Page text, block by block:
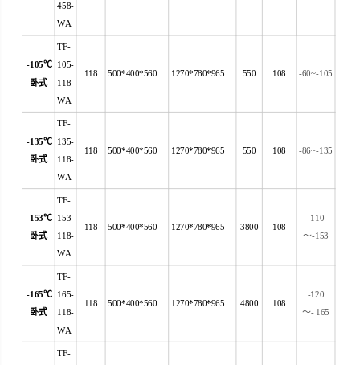
458-
WA
-105℃
卧式
TF-
105-
118-
WA
118 500*400*560 1270*780*965 550 108 -60~-105
-135℃
卧式
TF-
135-
118-
WA
118 500*400*560 1270*780*965 550 108 -86~-135
-153℃
卧式
TF-
153-
118-
WA
118 500*400*560 1270*780*965 3800 108
-110
～-153
-165℃
卧式
TF-
165-
118-
WA
118 500*400*560 1270*780*965 4800 108
-120
～- 165
TF-